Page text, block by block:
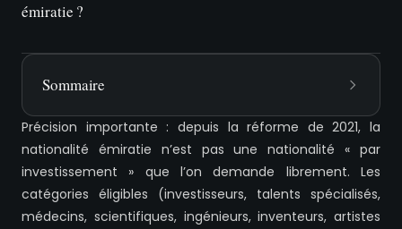
émiratie ?
Sommaire
Précision importante : depuis la réforme de 2021, la
nationalité émiratie n’est pas une nationalité « par
investissement » que l’on demande librement. Les
catégories éligibles (investisseurs, talents spécialisés,
médecins, scientifiques, ingénieurs, inventeurs, artistes